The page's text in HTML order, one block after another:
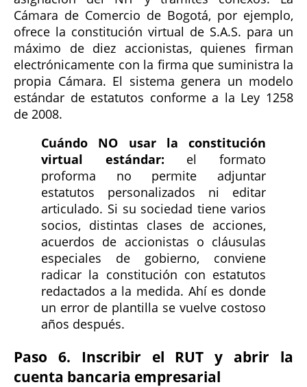
Cámara de Comercio de Bogotá, por ejemplo,
ofrece la constitución virtual de S.A.S. para un
máximo de diez accionistas, quienes firman
electrónicamente con la firma que suministra la
propia Cámara. El sistema genera un modelo
estándar de estatutos conforme a la Ley 1258
de 2008.
Cuándo NO usar la constitución
virtual estándar: el formato
proforma no permite adjuntar
estatutos personalizados ni editar
articulado. Si su sociedad tiene varios
socios, distintas clases de acciones,
acuerdos de accionistas o cláusulas
especiales de gobierno, conviene
radicar la constitución con estatutos
redactados a la medida. Ahí es donde
un error de plantilla se vuelve costoso
años después.
Paso 6. Inscribir el RUT y abrir la
cuenta bancaria empresarial